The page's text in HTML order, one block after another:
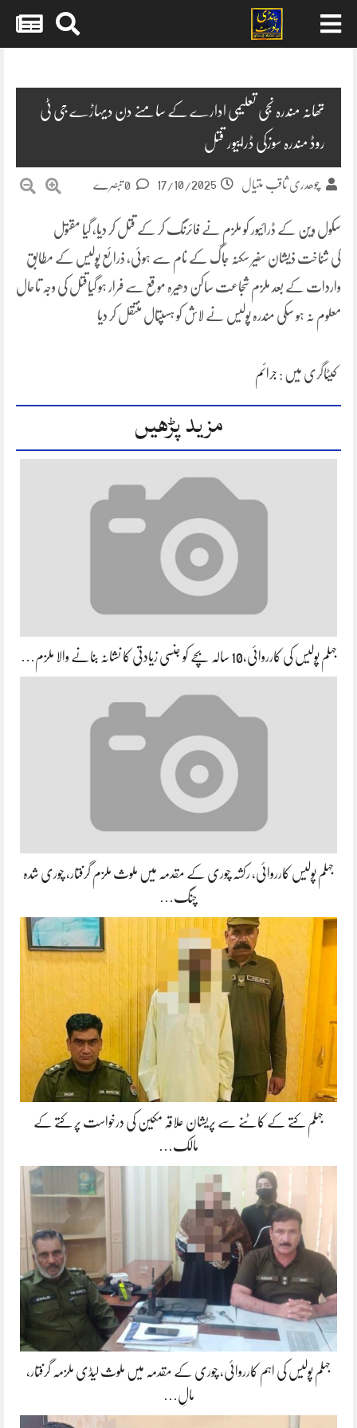
تھانہ مندرہ نجی تعلیمی ادارے کے سامنے دن دیہاڑے جی ٹی
روڈ مندرہ سوزکی ڈراییور قتل
چوھدری ثاقب متیال 17/10/2025
سکول وین کے ڈرائیور کو ملزم نے فائرنگ کر کے قتل کر دیا، گیا مقتول
کی شناخت ذیشان سفیر سکنہ جاگ کے نام سے ہوئی، ذرائع پولیس کے مطابق
واردات کے بعد ملزم شجاعت ساکن دھیرہ موقع سے فرار ہو گیاقتل کی وجہ تاحال
معلوم نہ ہو سکی مندرہ پولیس نے لاش کو ہسپتال منتقل کر دیا
کیٹاگری میں : جرائم
مزید پڑھیں
جہلم پولیس کی کارروائی،10 سالہ بچے کو جنسی زیادتی کا نشانہ بنانے والا ملزم…
جہلم پولیس کارروائی، رکشہ چوری کے مقدمہ میں ملوث ملزم گرفتار، چوری شدہ
چنگ…
جہلم کتے کے کاٹنے سے پریشان علاقہ مکین کی درخواست پر کتے کے
مالک…
جہلم پولیس کی اہم کارروائی، چوری کے مقدمہ میں ملوث لیڈی ملزمہ گرفتار،
مالِ…